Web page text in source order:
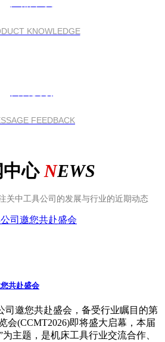
KNOWLEDGE
FEEDBACK
心 NEWS
关中工具公司的发展与行业的近期动态
共赴盛会
司邀您共赴盛会，备受行业瞩目的第
会(CCMT2026)即将盛大启幕，本届
为主题，是机床工具行业交流合作、